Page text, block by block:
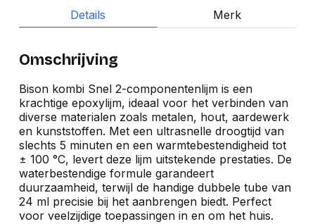
Details Merk
Omschrijving
Bison kombi Snel 2-componentenlijm is een
krachtige epoxylijm, ideaal voor het verbinden van
diverse materialen zoals metalen, hout, aardewerk
en kunststoffen. Met een ultrasnelle droogtijd van
slechts 5 minuten en een warmtebestendigheid tot
± 100 °C, levert deze lijm uitstekende prestaties. De
waterbestendige formule garandeert
duurzaamheid, terwijl de handige dubbele tube van
24 ml precisie bij het aanbrengen biedt. Perfect
voor veelzijdige toepassingen in en om het huis.